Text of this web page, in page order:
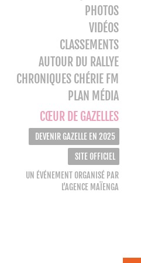
PHOTOS
VIDÉOS
CLASSEMENTS
AUTOUR DU RALLYE
CHRONIQUES CHÉRIE FM
PLAN MÉDIA
CŒUR DE GAZELLES
DEVENIR GAZELLE EN 2025
SITE OFFICIEL
UN ÉVÉNEMENT ORGANISÉ PAR
L’AGENCE MAÏENGA